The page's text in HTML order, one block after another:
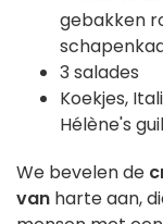
gebakken
3 salades
Koekjes,
Hélène's
We bevelen de
van harte aan,